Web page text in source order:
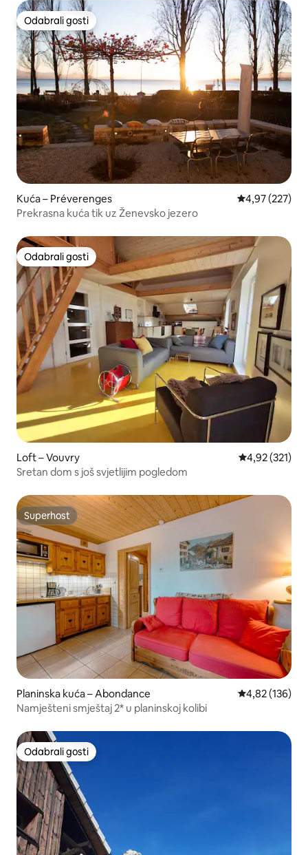
Odabrali gosti
Odabrali gosti
Kuća – Préverenges Prosječna
4,97 (227)
Prekrasna kuća tik uz Ženevsko jezero
Odabrali gosti
Odabrali gosti
Loft – Vouvry Prosječna
4,92 (321)
Sretan dom s još svjetlijim pogledom
Superhost
Superhost
Planinska kuća – Abondance Prosječna
4,82 (136)
Namješteni smještaj 2* u planinskoj kolibi
Odabrali gosti
Odabrali gosti